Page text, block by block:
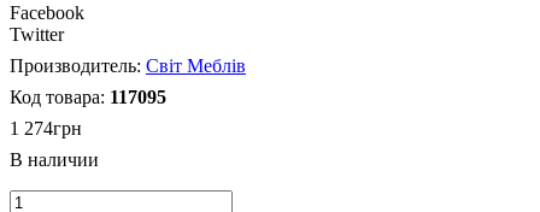
Facebook
Twitter
Світ Меблів
117095
1 274грн